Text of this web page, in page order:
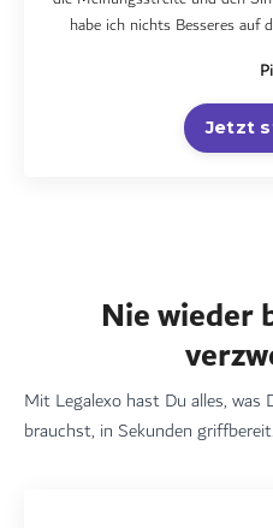
habe ich nichts Besseres auf
Jetzt
Nie wieder
Mit Legalexo hast Du alles,
brauchst, in Sekunden griffbereit.